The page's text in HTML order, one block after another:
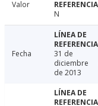
Valor
N
Fecha
31 de
diciembre
de 2013